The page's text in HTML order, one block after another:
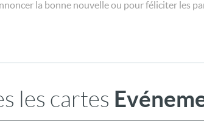
la bonne nouvelle ou pour féliciter les
les cartes